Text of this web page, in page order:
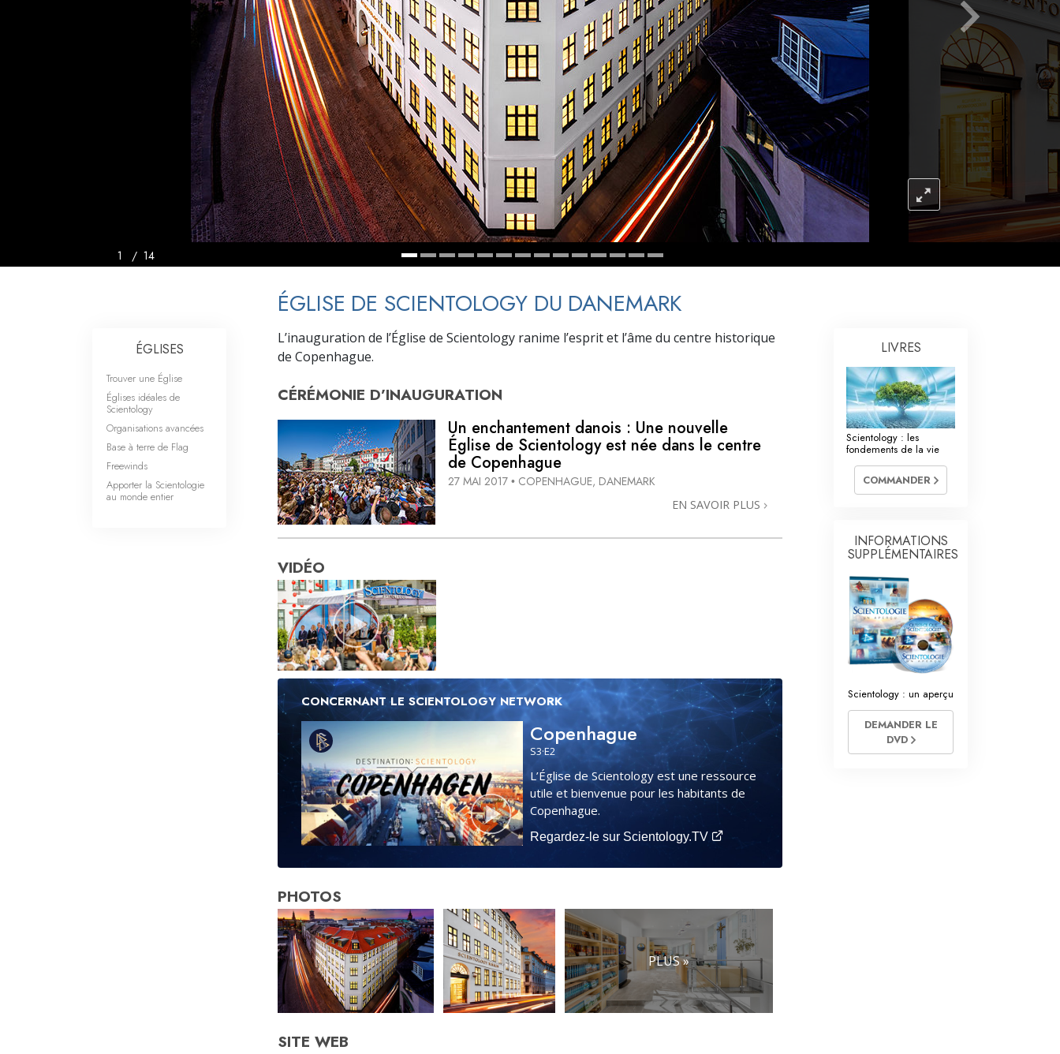
Qu’est-ce que la grandeur ? L’échelle des tons émotionnels
Réponses aux drogues
Les enfants
Des outils pour le monde du travail
L’éthique et les conditions
La raison de l’oppression
Les investigations
Les fondements de l’organisation
1 / 14
ÉGLISE DE SCIENTOLOGY DU DANEMARK
L’inauguration de l’Église de Scientology ranime l’esprit et l’âme du centre historique
de Copenhague.
CÉRÉMONIE D’INAUGURATION
Un enchantement danois : Une nouvelle
Église de Scientology est née dans le centre
de Copenhague
27 MAI 2017 • COPENHAGUE, DANEMARK
EN SAVOIR PLUS
VIDÉO
CONCERNANT LE SCIENTOLOGY NETWORK
Copenhague
S3·E2
L’Église de Scientology est une ressource
utile et bienvenue pour les habitants de
Copenhague.
Regardez-le sur Scientology.TV
PHOTOS
PLUS »
SITE WEB
ÉGLISES
Trouver une Église
Églises idéales de
Scientology
Organisations avancées
Base à terre de Flag
Freewinds
Apporter la Scientologie
au monde entier
LIVRES
Scientology : les
fondements de la vie
COMMANDER
INFORMATIONS
SUPPLÉMENTAIRES
Scientology : un aperçu
DEMANDER LE
DVD